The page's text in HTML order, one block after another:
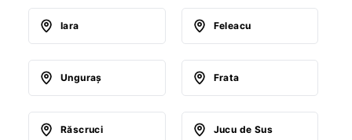
Iara Feleacu
Unguraş Frata
Răscruci Jucu de Sus